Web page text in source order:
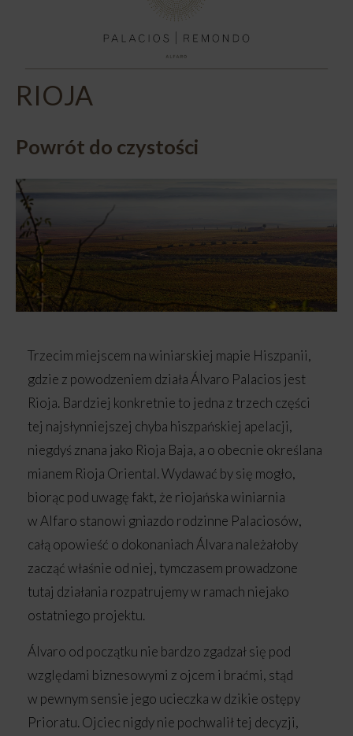
RIOJA
Powrót do czystości
Trzecim miejscem na winiarskiej mapie Hiszpanii,
gdzie z powodzeniem działa Álvaro Palacios jest
Rioja. Bardziej konkretnie to jedna z trzech części
tej najsłynniejszej chyba hiszpańskiej apelacji,
niegdyś znana jako Rioja Baja, a o obecnie określana
mianem Rioja Oriental. Wydawać by się mogło,
biorąc pod uwagę fakt, że riojańska winiarnia
w Alfaro stanowi gniazdo rodzinne Palaciosów,
całą opowieść o dokonaniach Álvara należałoby
zacząć właśnie od niej, tymczasem prowadzone
tutaj działania rozpatrujemy w ramach niejako
ostatniego projektu.
Álvaro od początku nie bardzo zgadzał się pod
względami biznesowymi z ojcem i braćmi, stąd
w pewnym sensie jego ucieczka w dzikie ostępy
Prioratu. Ojciec nigdy nie pochwalił tej decyzji,